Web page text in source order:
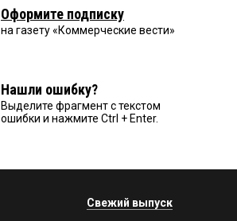
Оформите подписку
на газету «Коммерческие вести»
Нашли ошибку?
Выделите фрагмент с текстом
ошибки и нажмите Ctrl + Enter.
Свежий выпуск